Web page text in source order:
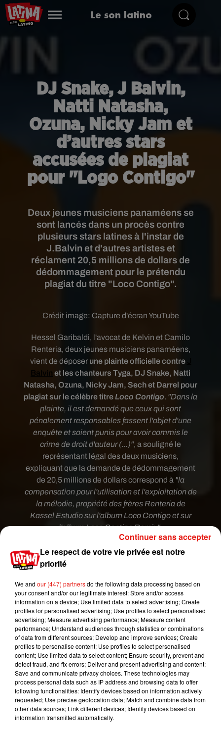
Le son latino
DJ Snake, J Balvin,
Natti Natasha,
Ozuna, Nicky Jam et
d’autres stars
accusées de plagiat
pour "Logo Contigo"
Deux jeunes musiciens panaméens se
sont lancés dans un procès contre
plusieurs stars latines à l'instar de
J.Balvin et d'autres artistes et
réclament 20,5 millions de dollars de
dédommagement pour le prétendu
plagiat du titre "Loco Contigo".
Crédit image: Capture d'écran YouTube
Hessel Garibaldi, l'avocat de Kelvin et Camilo
Renteria, deux jeunes musiciens panaméens,
vient de déposer une plainte officielle contre
Balvin et les chanteurs Tyga, DJ Snake, Natti
Natasha, Ozuna, Nicky Jam, Sech et Darrel pour
plagiat sur le célèbre titreLoco Contigo. "Dans la
plainte, il est demandé que ceux qui sont
pénalement responsables fassent l'objet d'une
enquête et soient punis pour avoir commis le
crime de droit d'auteur (...)", a souligné le
représentant légal des deux musiciens,
expliquant que la demande de dédommagement
de 20,5 millions de dollars correspond à "la
compensation pour l'utilisation et l'exploitation de
la mélodie, propriété des frères Renteria de
Kassel Estudio sur l'album Loco Contigo et sur
l'album Loco Contigo Remix".
Si aucun des mis en cause n'a pris la parole à ce
sujet, l es plaignants soulignent quant à eux que la
Le respect de votre vie privée est notre
priorité
We and our (447) partnersdo the following data processing based on
your consent and/or our legitimate interest: Store and/or access
information on a device; Use limited data to select advertising; Create
profiles for personalised advertising; Use profiles to select personalised
advertising; Measure advertising performance; Measure content
performance; Understand audiences through statistics or combinations
of data from different sources; Develop and improve services; Create
profiles to personalise content; Use profiles to select personalised
content; Use limited data to select content; Ensure security, prevent and
detect fraud, and fix errors; Deliver and present advertising and content;
Save and communicate privacy choices. These technologies may
process personal data such as IP address and browsing data to offer
following functionalities: Identify devices based on information actively
requested; Use precise geolocation data; Match and combine data from
other data sources; Link different devices; Identify devices based on
information transmitted automatically.
Continuer sans accepter